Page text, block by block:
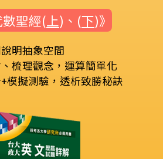
數聖經( 上)、(下)》
明抽象空間
梳理觀念，運算簡單化
模擬測驗，透析致勝秘訣